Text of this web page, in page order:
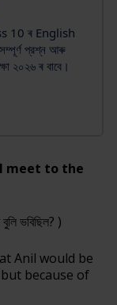
10 ৰ English
প্রশ্ন আৰু
২০২৬ ৰ বাবে।
meet to the
ভবিছিল? )
Anil would be
because of